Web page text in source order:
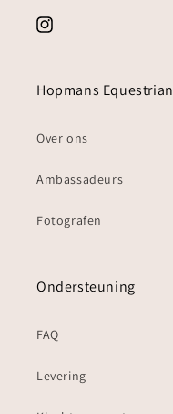
Instagram
Hopmans Equestrian
Over ons
Ambassadeurs
Fotografen
Ondersteuning
FAQ
Levering